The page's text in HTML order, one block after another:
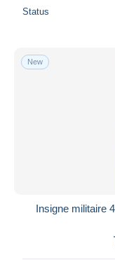
Status
New
Insigne militaire